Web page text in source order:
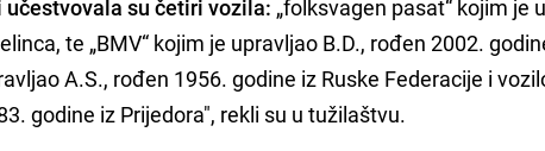
su četiri vozila: „folksvagen pasat“ kojim je
te „BMV“ kojim je upravljao B.D., rođen 2002.
A.S., rođen 1956. godine iz Ruske Federacije i
godine iz Prijedora", rekli su u tužilaštvu.